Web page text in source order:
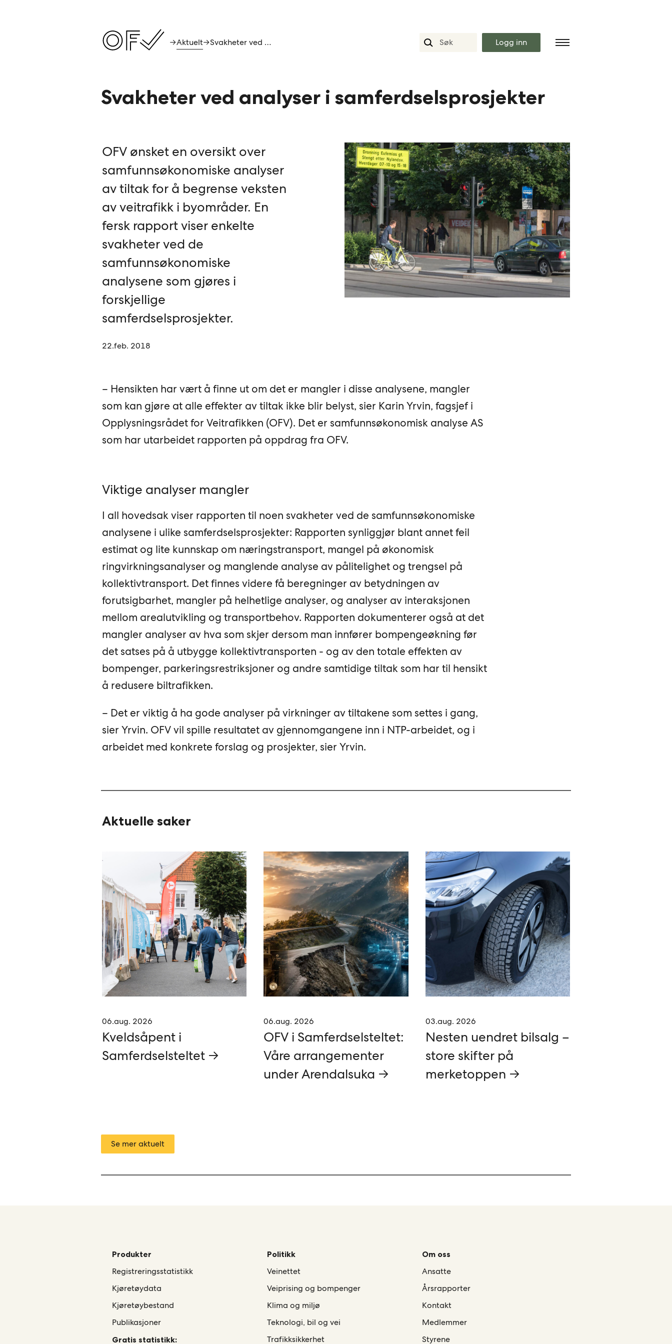
→Aktuelt→ Svakheter ved analyser i samferdselsprosjekter Logg inn
Svakheter ved analyser i samferdselsprosjekter
OFV ønsket en oversikt over
samfunnsøkonomiske analyser
av tiltak for å begrense veksten
av veitrafikk i byområder. En
fersk rapport viser enkelte
svakheter ved de
samfunnsøkonomiske
analysene som gjøres i
forskjellige
samferdselsprosjekter.
22.feb. 2018
– Hensikten har vært å finne ut om det er mangler i disse analysene, mangler
som kan gjøre at alle effekter av tiltak ikke blir belyst, sier Karin Yrvin, fagsjef i
Opplysningsrådet for Veitrafikken (OFV). Det er samfunnsøkonomisk analyse AS
som har utarbeidet rapporten på oppdrag fra OFV.
Viktige analyser mangler
I all hovedsak viser rapporten til noen svakheter ved de samfunnsøkonomiske
analysene i ulike samferdselsprosjekter: Rapporten synliggjør blant annet feil
estimat og lite kunnskap om næringstransport, mangel på økonomisk
ringvirkningsanalyser og manglende analyse av pålitelighet og trengsel på
kollektivtransport. Det finnes videre få beregninger av betydningen av
forutsigbarhet, mangler på helhetlige analyser, og analyser av interaksjonen
mellom arealutvikling og transportbehov. Rapporten dokumenterer også at det
mangler analyser av hva som skjer dersom man innfører bompengeøkning før
det satses på å utbygge kollektivtransporten - og av den totale effekten av
bompenger, parkeringsrestriksjoner og andre samtidige tiltak som har til hensikt
å redusere biltrafikken.
– Det er viktig å ha gode analyser på virkninger av tiltakene som settes i gang,
sier Yrvin. OFV vil spille resultatet av gjennomgangene inn i NTP-arbeidet, og i
arbeidet med konkrete forslag og prosjekter, sier Yrvin.
Aktuelle saker
06.aug. 2026
Kveldsåpent i
Samferdselsteltet →
06.aug. 2026
OFV i Samferdselsteltet:
Våre arrangementer
under Arendalsuka →
03.aug. 2026
Nesten uendret bilsalg –
store skifter på
merketoppen →
Se mer aktuelt
Produkter
Registreringsstatistikk
Kjøretøydata
Kjøretøybestand
Publikasjoner
Gratis statistikk:
Politikk
Veinettet
Veiprising og bompenger
Klima og miljø
Teknologi, bil og vei
Trafikksikkerhet
Om oss
Ansatte
Årsrapporter
Kontakt
Medlemmer
Styrene